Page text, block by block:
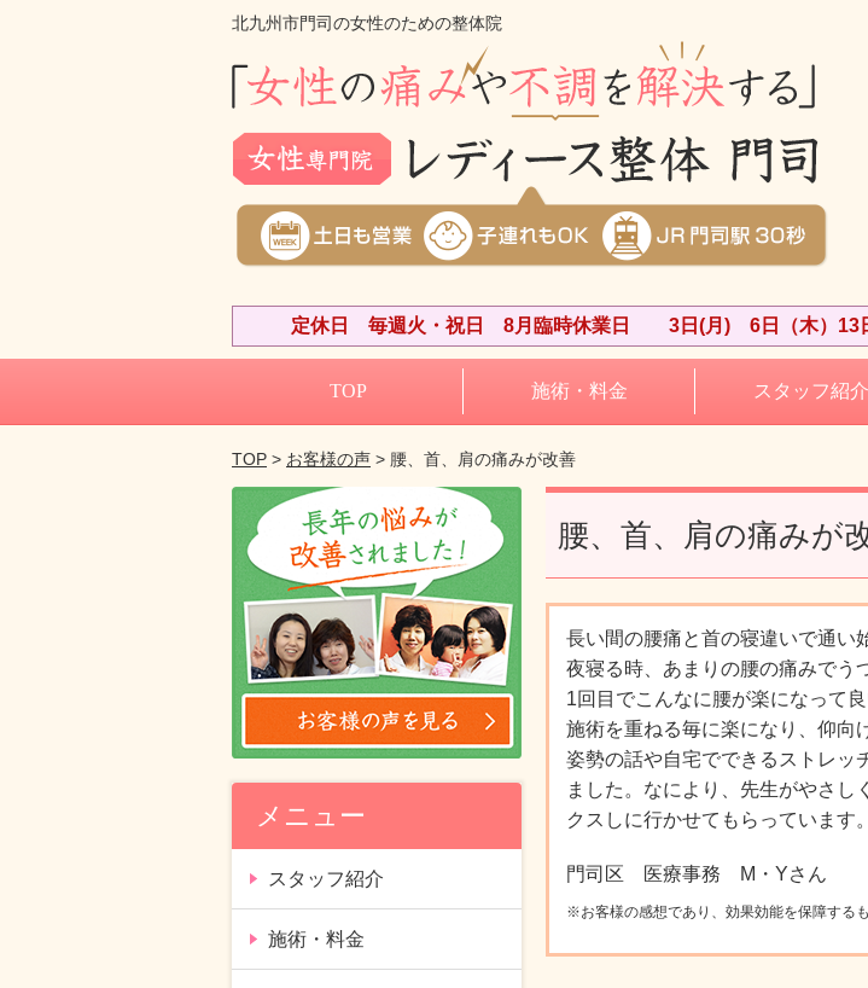
北九州市門司の女性のための整体院
定休日 毎週火・祝日 8月臨時休業日 3日(月) 6日（木）13日
TOP 施術・料金 スタッフ紹介
TOP > お客様の声 > 腰、首、肩の痛みが改善
腰、首、肩の痛みが
長い間の腰痛と首の寝違いで通い
夜寝る時、あまりの腰の痛みでう
1回目でこんなに腰が楽になって
施術を重ねる毎に楽になり、仰向
姿勢の話や自宅でできるストレッ
ました。なにより、先生がやさし
クスしに行かせてもらっています。
門司区 医療事務 M・Yさん
※お客様の感想であり、効果効能を保障する
メニュー
スタッフ紹介
施術・料金